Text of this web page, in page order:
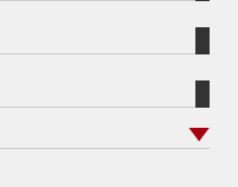
イアンフ
リリア
入の方）